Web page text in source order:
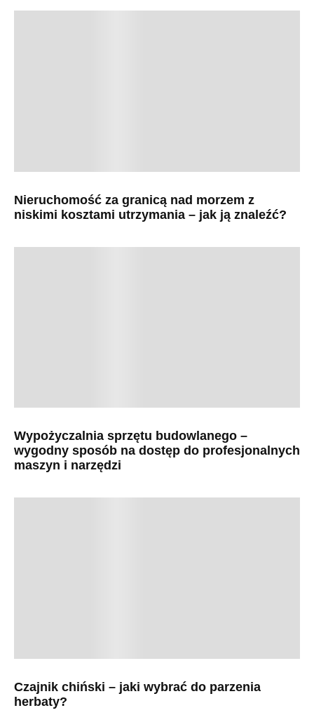
Nieruchomość za granicą nad morzem z
niskimi kosztami utrzymania – jak ją znaleźć?
Wypożyczalnia sprzętu budowlanego –
wygodny sposób na dostęp do profesjonalnych
maszyn i narzędzi
Czajnik chiński – jaki wybrać do parzenia
herbaty?